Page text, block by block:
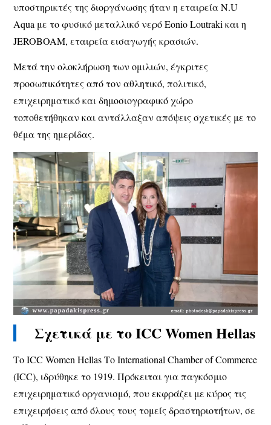
υποστηρικτές της διοργάνωσης ήταν η εταιρεία N.U
Aqua με το φυσικό μεταλλικό νερό Eonio Loutraki και η
JEROBOAM, εταιρεία εισαγωγής κρασιών.
Μετά την ολοκλήρωση των ομιλιών, έγκριτες
προσωπικότητες από τον αθλητικό, πολιτικό,
επιχειρηματικό και δημοσιογραφικό χώρο
τοποθετήθηκαν και αντάλλαξαν απόψεις σχετικές με το
θέμα της ημερίδας.
Σχετικά με το ICC Women Hellas
Το ICC Women Hellas Το International Chamber of Commerce
(ICC), ιδρύθηκε το 1919. Πρόκειται για παγκόσμιο
επιχειρηματικό οργανισμό, που εκφράζει με κύρος τις
επιχειρήσεις από όλους τους τομείς δραστηριοτήτων, σε